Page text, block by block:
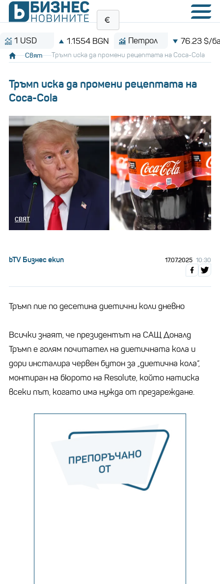
1.1554 BGN Петрол 76.23 $/барел
Свят Тръмп иска да промени рецептата на Coca-Cola
Тръмп иска да промени рецептата на
Coca-Cola
СВЯТ
bTV Бизнес екип 17.07.2025 10:30
Тръмп пие по десетина диетични коли дневно
Всички знаят, че президентът на САЩ Доналд
Тръмп е голям почитател на диетичната кола и
дори инсталира червен бутон за „диетична кола“,
монтиран на бюрото на Resolute, който натиска
всеки път, когато има нужда от презареждане.